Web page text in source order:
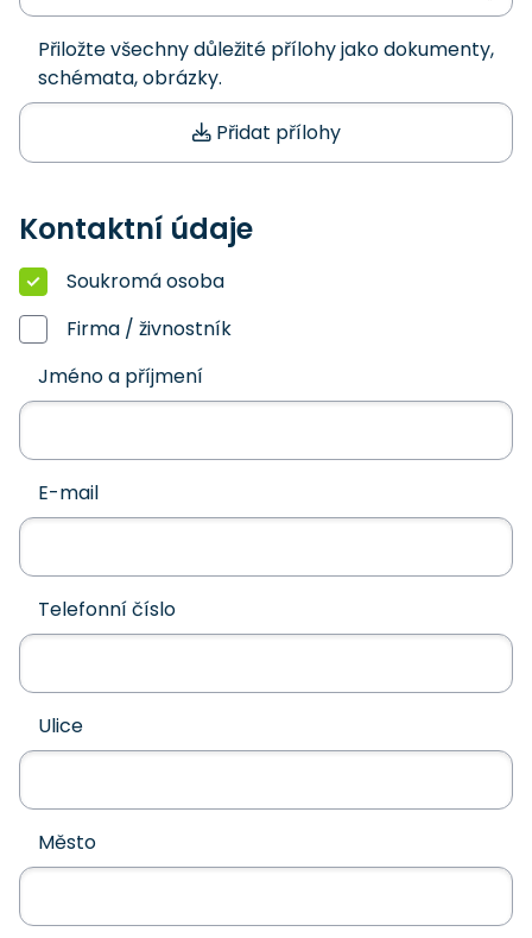
Přiložte všechny důležité přílohy jako dokumenty,
schémata, obrázky.
Přidat přílohy
Kontaktní údaje
Soukromá osoba
Firma / živnostník
Jméno a příjmení
E-mail
Telefonní číslo
Ulice
Město